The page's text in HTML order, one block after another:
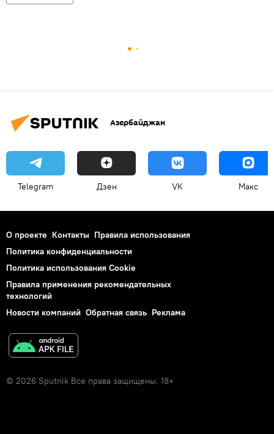
Азербайджан
Telegram Дзен VK Макс
О проекте Контакты Правила использования
Политика конфиденциальности
Политика использования Cookie
Правила применения рекомендательных
технологий
Новости компаний Обратная связь Реклама
© 2026 Sputnik Все права защищены. 18+